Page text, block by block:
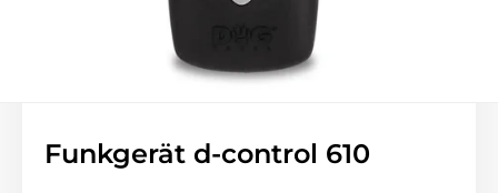
Funkgerät d-control 610